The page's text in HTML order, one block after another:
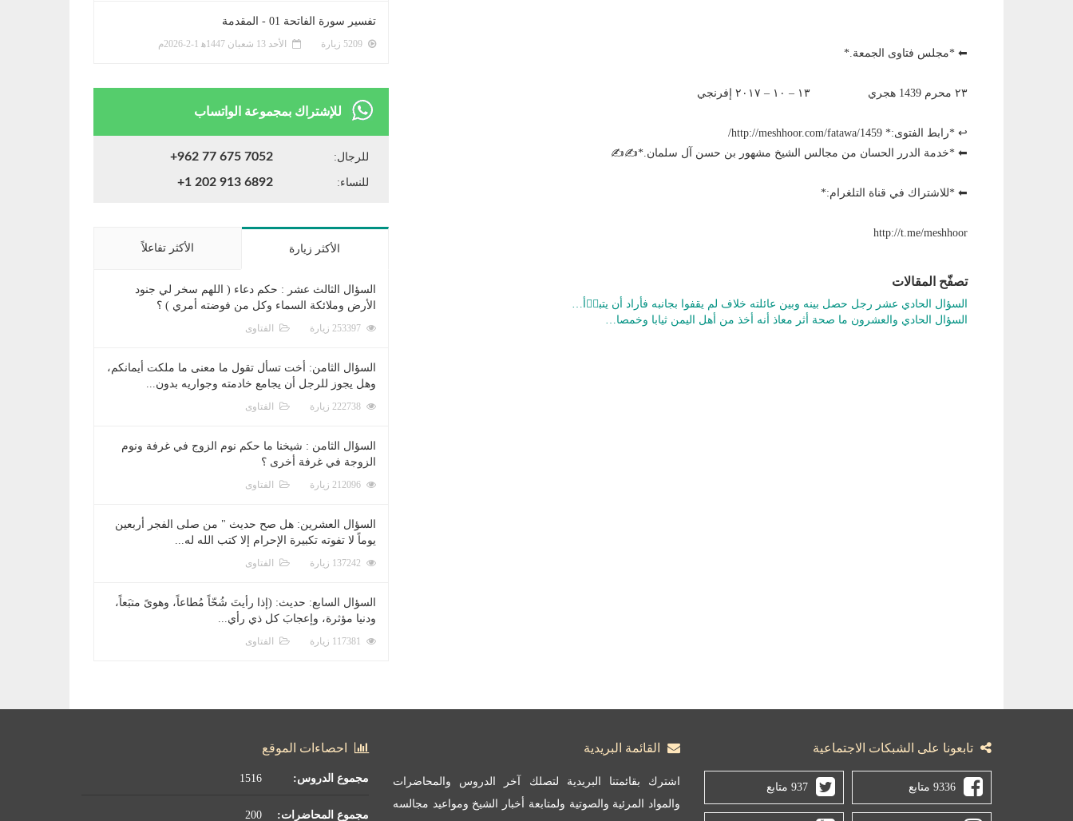
⬅ *مجلس فتاوى الجمعة.*
٢٣ محرم 1439 هجري ١٣ – ١٠ – ٢٠١٧ إفرنجي
↩ *رابط الفتوى:* http://meshhoor.com/fatawa/1459/
⬅ *خدمة الدرر الحسان من مجالس الشيخ مشهور بن حسن آل سلمان.*✍✍
⬅ *للاشتراك في قناة التلغرام:*
http://t.me/meshhoor
تصفّح المقالات
السؤال الحادي عشر رجل حصل بينه وبين عائلته خلاف لم يقفوا بجانبه فأراد أن يتبرٙأ…
السؤال الحادي والعشرون ما صحة أثر معاذ أنه أخذ من أهل اليمن ثيابا وخمصا…
تفسير سورة الفاتحة 01 - المقدمة
الأحد 13 شعبان 1447ﻫ 1-2-2026م
للإشتراك بمجموعة الواتساب
للرجال: +962 77 675 7052
للنساء: +1 202 913 6892
الأكثر زيارة الأكثر تفاعلاً
السؤال الثالث عشر : حكم دعاء ( اللهم سخر لي جنود
الأرض وملائكة السماء وكل من فوضته أمري ) ؟
الفتاوى
السؤال الثامن: أخت تسأل تقول ما معنى ما ملكت أيمانكم،
وهل يجوز للرجل أن يجامع خادمته وجواريه بدون...
الفتاوى
السؤال الثامن : شيخنا ما حكم نوم الزوج في غرفة ونوم
الزوجة في غرفة أخرى ؟
الفتاوى
السؤال العشرين: هل صح حديث " من صلى الفجر أربعين
يوماً لا تفوته تكبيرة الإحرام إلا كتب الله له...
الفتاوى
السؤال السابع: حديث: (إذا رأيتَ شُحّاً مُطاعاً، وهوىً متبَعاً،
ودنيا مؤثرة، وإعجابَ كل ذي رأي...
الفتاوى
تابعونا على الشبكات الاجتماعية
9336 متابع 937 متابع
القائمة البريدية
اشترك بقائمتنا البريدية لتصلك آخر الدروس والمحاضرات
والمواد المرئية والصوتية ولمتابعة أخبار الشيخ ومواعيد مجالسه
احصاءات الموقع
مجموع الدروس:
مجموع المحاضرات: